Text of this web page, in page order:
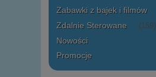
Zabawki z bajek i filmów
Zdalnie Sterowane (159)
Nowości
Promocje